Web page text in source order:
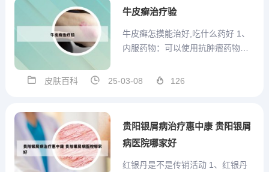
病关节炎的早期症状，主要表现为
牛皮癣治疗验
牛皮癣怎摸能治好,吃什么药好 1、
内服药物：可以使用抗肿瘤药物或
调节患者的免疫系统，帮助控制病
减轻炎症反应。 抗生素的使用：在
皮肤百科 25-03-08 126
贵阳银屑病治疗惠中康 贵阳银屑
病医院哪家好
红银丹是不是传销活动 1、红银丹